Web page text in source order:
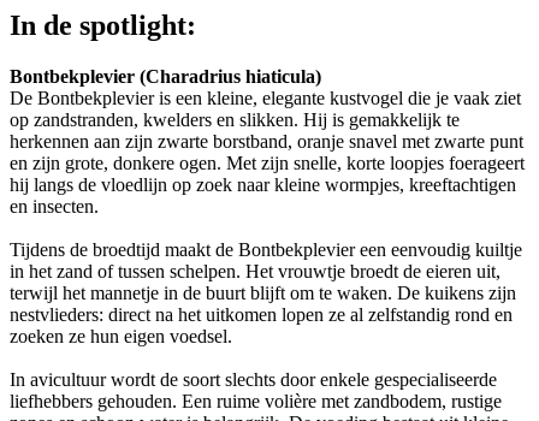
In de spotlight:
Bontbekplevier (Charadrius hiaticula)
De Bontbekplevier is een kleine, elegante kustvogel die je vaak ziet
op zandstranden, kwelders en slikken. Hij is gemakkelijk te
herkennen aan zijn zwarte borstband, oranje snavel met zwarte punt
en zijn grote, donkere ogen. Met zijn snelle, korte loopjes foerageert
hij langs de vloedlijn op zoek naar kleine wormpjes, kreeftachtigen
en insecten.
Tijdens de broedtijd maakt de Bontbekplevier een eenvoudig kuiltje
in het zand of tussen schelpen. Het vrouwtje broedt de eieren uit,
terwijl het mannetje in de buurt blijft om te waken. De kuikens zijn
nestvlieders: direct na het uitkomen lopen ze al zelfstandig rond en
zoeken ze hun eigen voedsel.
In avicultuur wordt de soort slechts door enkele gespecialiseerde
liefhebbers gehouden. Een ruime volière met zandbodem, rustige